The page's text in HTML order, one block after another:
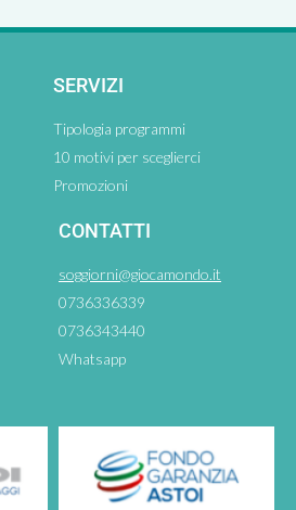
SERVIZI
Tipologia programmi
10 motivi per sceglierci
Promozioni
CONTATTI
soggiorni@giocamondo.it
0736336339
0736343440
Whatsapp